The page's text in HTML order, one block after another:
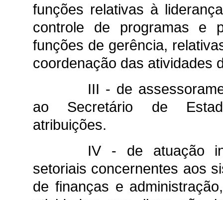
funções relativas à
controle de programas e
funções de gerência,
coordenação das atividades
III - de
ao Secretário de
atribuições.
IV - de atuação
setoriais concernentes aos
de finanças e